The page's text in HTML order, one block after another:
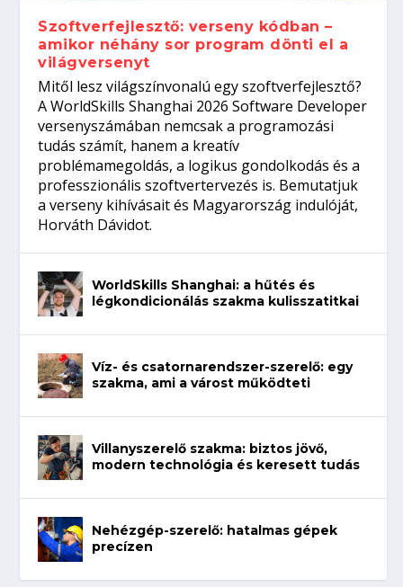
Szoftverfejlesztő: verseny kódban –
amikor néhány sor program dönti el a
világversenyt
Mitől lesz világszínvonalú egy szoftverfejlesztő?
A WorldSkills Shanghai 2026 Software Developer
versenyszámában nemcsak a programozási
tudás számít, hanem a kreatív
problémamegoldás, a logikus gondolkodás és a
professzionális szoftvertervezés is. Bemutatjuk
a verseny kihívásait és Magyarország indulóját,
Horváth Dávidot.
WorldSkills Shanghai: a hűtés és
légkondicionálás szakma kulisszatitkai
Víz- és csatornarendszer-szerelő: egy
szakma, ami a várost működteti
Villanyszerelő szakma: biztos jövő,
modern technológia és keresett tudás
Nehézgép-szerelő: hatalmas gépek
precízen